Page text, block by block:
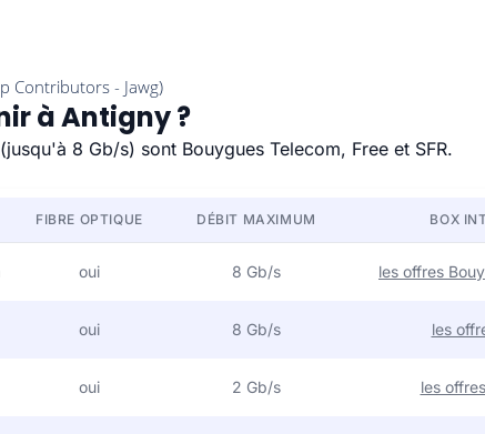
à Antigny ?
8 Gb/s) sont Bouygues Telecom, Free et SFR.
FIBRE OPTIQUE DÉBIT MAXIMUM BOX
oui 8 Gb/s les offres
oui 8 Gb/s les
oui 2 Gb/s les